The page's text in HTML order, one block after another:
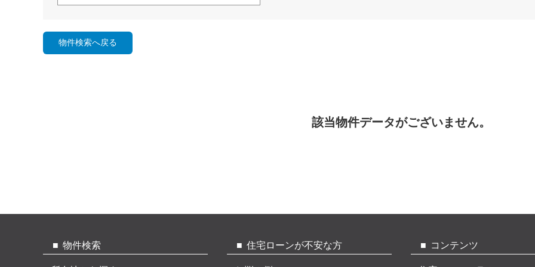
該当物件データがございません。
物件検索
住宅ローンが不安な方
コンテンツ